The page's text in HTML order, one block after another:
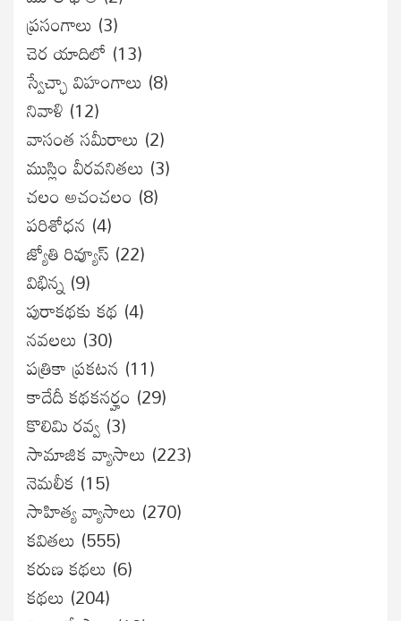
ప్రసంగాలు (3)
చెర యాదిలో (13)
స్వేచ్ఛా విహంగాలు (8)
నివాళి (12)
వాసంత సమీరాలు (2)
ముస్లిం వీరవనితలు (3)
చలం అచంచలం (8)
ప‌రిశోధ‌న‌ (4)
జ్యోతి రివ్యూస్ (22)
విభిన్న (9)
పురాకథకు కథ (4)
నవలలు (30)
పత్రికా ప్రకటన (11)
కాదేదీ కథకనర్హం (29)
కొలిమి రవ్వ (3)
సామాజిక వ్యాసాలు (223)
నెమలీక (15)
సాహిత్య వ్యాసాలు (270)
కవితలు (555)
కరుణ కథలు (6)
కథలు (204)